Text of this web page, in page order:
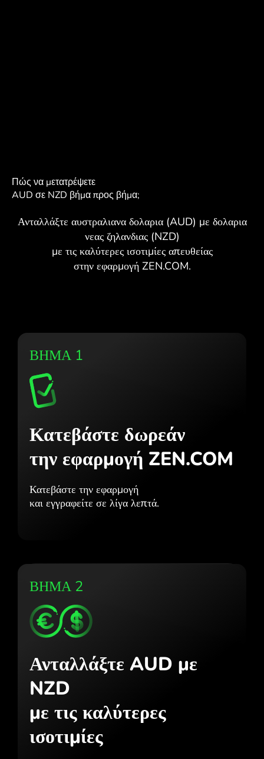
Πώς να μετατρέψετε
AUD σε NZD βήμα προς βήμα;
Ανταλλάξτε αυστραλιανα δολαρια (AUD) με δολαρια
νεας ζηλανδιας (NZD)
με τις καλύτερες ισοτιμίες απευθείας
στην εφαρμογή ZEN.COM.
ΒΗΜΑ 1
Κατεβάστε δωρεάν
την εφαρμογή ZEN.COM
Κατεβάστε την εφαρμογή
και εγγραφείτε σε λίγα λεπτά.
ΒΗΜΑ 2
Ανταλλάξτε AUD με
NZD
με τις καλύτερες
ισοτιμίες